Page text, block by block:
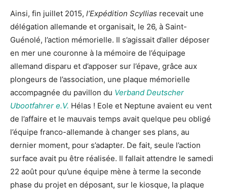
Ainsi, fin juillet 2015, l’Expédition Scyllias recevait une
délégation allemande et organisait, le 26, à Saint-
Guénolé, l’action mémorielle. Il s’agissait d’aller déposer
en mer une couronne à la mémoire de l’équipage
allemand disparu et d’apposer sur l’épave, grâce aux
plongeurs de l’association, une plaque mémorielle
accompagnée du pavillon du Verband Deutscher
Ubootfahrer e.V. Hélas ! Eole et Neptune avaient eu vent
de l’affaire et le mauvais temps avait quelque peu obligé
l’équipe franco-allemande à changer ses plans, au
dernier moment, pour s’adapter. De fait, seule l’action
surface avait pu être réalisée. Il fallait attendre le samedi
22 août pour qu’une équipe mène à terme la seconde
phase du projet en déposant, sur le kiosque, la plaque